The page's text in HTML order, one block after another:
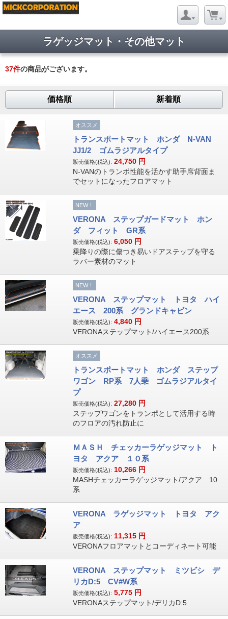
ラゲッジマット・その他マット
37件の商品がございます。
価格順 新着順
オススメ
トランスポートマット ホンダ N-VAN
JJ1/2 ゴムラジアルタイプ
販売価格(税込): 24,750 円
N-VANのトランポ性能を活かす助手席背面ま
でセットになったフロアマット
NEW！
VERONA ステップガードマット ホン
ダ フィット GR系
販売価格(税込): 6,050 円
乗降りの際に傷つき易いドアステップを守る
ラバー素材のマット
NEW！
VERONA ステップマット トヨタ ハイ
エース 200系 グランドキャビン
販売価格(税込): 4,840 円
VERONAステップマット/ハイエース200系
オススメ
トランスポートマット ホンダ ステップ
ワゴン RP系 7人乗 ゴムラジアルタイ
プ
販売価格(税込): 27,280 円
ステップワゴンをトランポとして活用する時
のフロアの汚れ防止に
ＭＡＳＨ チェッカーラゲッジマット ト
ヨタ アクア １０系
販売価格(税込): 10,266 円
MASHチェッカーラゲッジマット/アクア 10
系
VERONA ラゲッジマット トヨタ アク
ア
販売価格(税込): 11,315 円
VERONAフロアマットとコーディネート可能
VERONA ステップマット ミツビシ デ
リカD:5 CV#W系
販売価格(税込): 5,775 円
VERONAステップマット/デリカD:5